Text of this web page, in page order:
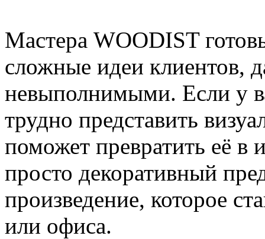
Мастера WOODIST
сложные идеи клиентов,
невыполнимыми. Если у
трудно представить
поможет превратить её в
просто декоративный
произведение, которое
или офиса.